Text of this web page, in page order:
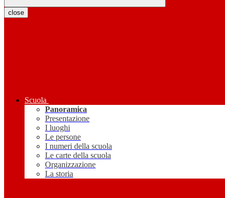
close
Scuola
Panoramica
Presentazione
I luoghi
Le persone
I numeri della scuola
Le carte della scuola
Organizzazione
La storia